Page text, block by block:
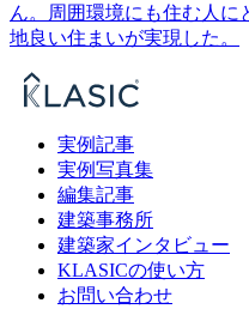
ん。周囲環境にも住む人
地良い住まいが実現した。
実例記事
実例写真集
編集記事
建築事務所
建築家インタビュー
KLASICの使い方
お問い合わせ